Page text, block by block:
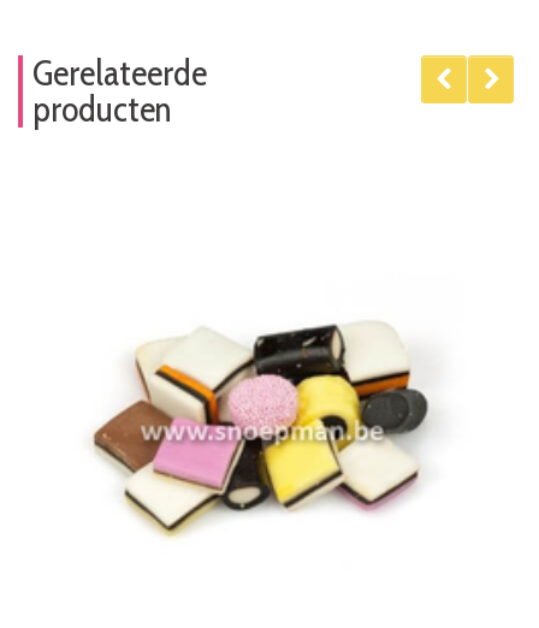
Gerelateerde
producten